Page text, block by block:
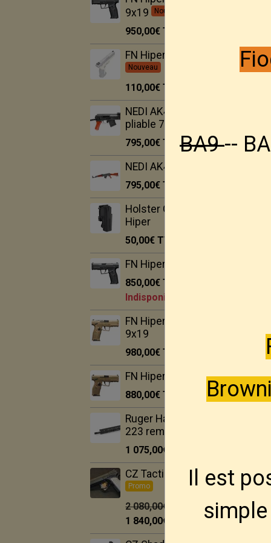
9x19 Nouveau
950,00€TTC
FN Hiper Hausse LPA
Nouveau
110,00€TTC
NEDI AK47S crosse
pliable 7.62x39
795,00€TTC
NEDI AK47 7.62x39
795,00€TTC
Holster Ghost pour FN
Hiper
50,00€TTC
FN Hiper BLK 9x19
850,00€TTC
Indisponible
FN Hiper MRD FDE
9x19
980,00€TTC
FN Hiper FDE 9x19
880,00€TTC
Ruger Harrier 16.1" --
223 rem
1 075,00€
CZ Tactical Sport 2.
Promo
2 080,00€
1 840,00€
BA9--
Il est